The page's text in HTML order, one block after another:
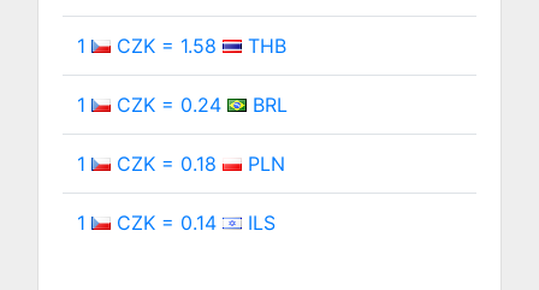
1 CZK = 1.58 THB
1 CZK = 0.24 BRL
1 CZK = 0.18 PLN
1 CZK = 0.14 ILS